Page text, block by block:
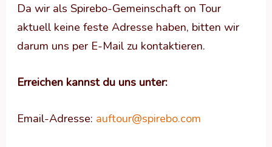
Da wir als Spirebo-Gemeinschaft on Tour
aktuell keine feste Adresse haben, bitten wir
darum uns per E-Mail zu kontaktieren.
Erreichen kannst du uns unter:
Email-Adresse: auftour@spirebo.com